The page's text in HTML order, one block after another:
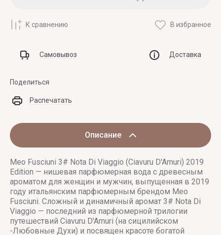
К сравнению В избранное
Самовывоз Доставка
Поделиться
Распечатать
Описание
Meo Fusciuni 3# Nota Di Viaggio (Ciavuru D'Amuri) 2019
Edition — нишевая парфюмерная вода с древесным
ароматом для женщин и мужчин, выпущенная в 2019
году итальянским парфюмерным брендом Meo
Fusciuni. Сложный и динамичный аромат 3# Nota Di
Viaggio — последний из парфюмерной трилогии
путешествий Ciavuru D'Amuri (на сицилийском
-Любовные Духи) и посвящен красоте богатой